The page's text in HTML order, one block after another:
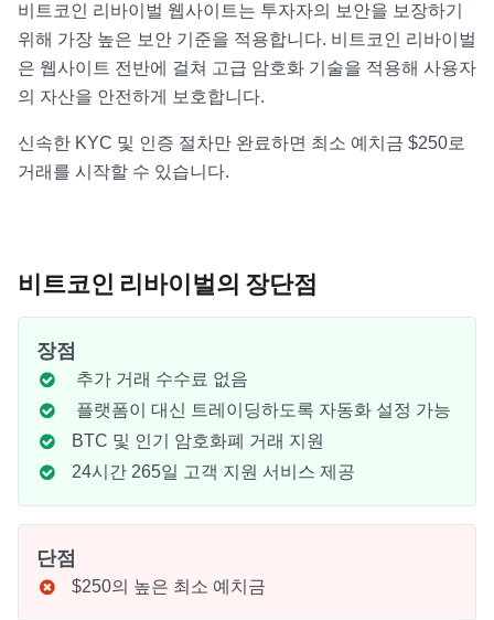
비트코인 리바이벌 웹사이트는 투자자의 보안을 보장하기
위해 가장 높은 보안 기준을 적용합니다. 비트코인 리바이벌
은 웹사이트 전반에 걸쳐 고급 암호화 기술을 적용해 사용자
의 자산을 안전하게 보호합니다.
신속한 KYC 및 인증 절차만 완료하면 최소 예치금 $250로
거래를 시작할 수 있습니다.
비트코인 리바이벌의 장단점
장점
추가 거래 수수료 없음
플랫폼이 대신 트레이딩하도록 자동화 설정 가능
BTC 및 인기 암호화폐 거래 지원
24시간 265일 고객 지원 서비스 제공
단점
$250의 높은 최소 예치금